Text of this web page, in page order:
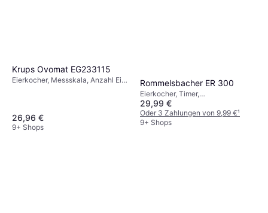
Krups Ovomat EG233115
Eierkocher, Messskala, Anzahl Eier
26,96 €
9+ Shops
Rommelsbacher ER 300
Eierkocher, Timer,
Abschaltautomatik, Anzahl Eier
(max): 3 Stk.
29,99 €
Oder 3 Zahlungen von 9,99 €¹
9+ Shops